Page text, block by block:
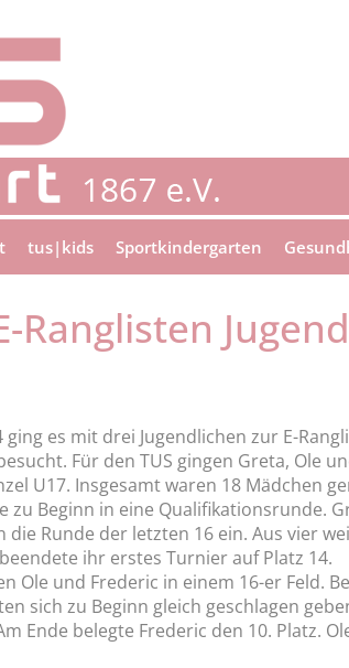
tus|kids Sportkindergarten
Ranglisten
ging es mit drei Jugendlichen zur E-
Für den TUS gingen Greta, Ole
U17. Insgesamt waren 18 Mädchen
zu Beginn in eine Qualifikationsrunde.
die Runde der letzten 16 ein. Aus vier
ihr erstes Turnier auf Platz 14.
Ole und Frederic in einem 16-er Feld.
sich zu Beginn gleich geschlagen
Ende belegte Frederic den 10. Platz.